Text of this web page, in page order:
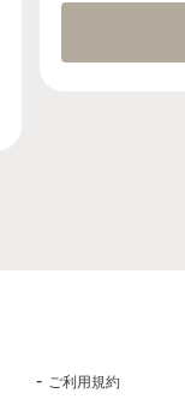
ご利用規約